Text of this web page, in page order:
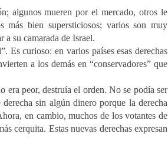
algunos mueren por el mercado, otros le
más bien supersticiosos; varios son muy
a su camarada de Israel.
Es curioso: en varios países esas derechas
a los demás en “conservadores” que
era peor, destruía el orden. No se podía ser
sin algún dinero porque la derecha
en cambio, muchos de los votantes de
cerquita. Estas nuevas derechas expresan